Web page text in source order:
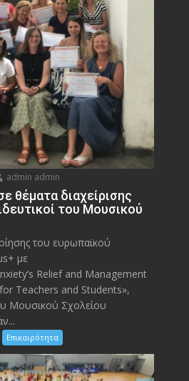
admin admin
θέματα διαχείρισης
του Μουσικού
του ευρωπαϊκού
με
Relief and Management
Teachers and Students»,
Μουσικού Σχολείου
Επικαιρότητα